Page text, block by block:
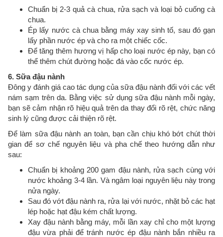
Chuẩn bị 2-3 quả cà chua, rửa sạch và loại bỏ cuống cà
chua.
Ép lấy nước cà chua bằng máy xay sinh tố, sau đó gạn
lấy phần nước ép và cho ra một chiếc cốc.
Để tăng thêm hương vị hấp cho loại nước ép này, bạn có
thể thêm chút đường hoặc đá vào cốc nước ép.
6. Sữa đậu nành
Đông y đánh giá cao tác dụng của sữa đậu nành đối với các vết
nám sạm trên da. Bằng việc sử dụng sữa đậu nành mỗi ngày,
bạn sẽ cảm nhận rõ hiệu quả trên da thay đổi rõ rệt, chức năng
sinh lý cũng được cải thiện rõ rệt.
Để làm sữa đậu nành an toàn, bạn cần chịu khó bớt chút thời
gian để sơ chế nguyên liệu và pha chế theo hướng dẫn như
sau:
Chuẩn bị khoảng 200 gam đậu nành, rửa sạch cùng với
nước khoảng 3-4 lần. Và ngâm loại nguyên liệu này trong
nửa ngày.
Sau đó vớt đậu nành ra, rửa lại với nước, nhặt bỏ các hạt
lép hoặc hạt đậu kém chất lượng.
Xay đậu nành bằng máy, mỗi lần xay chỉ cho một lượng
đậu vừa phải để tránh nước ép đậu nành bắn nhiều ra